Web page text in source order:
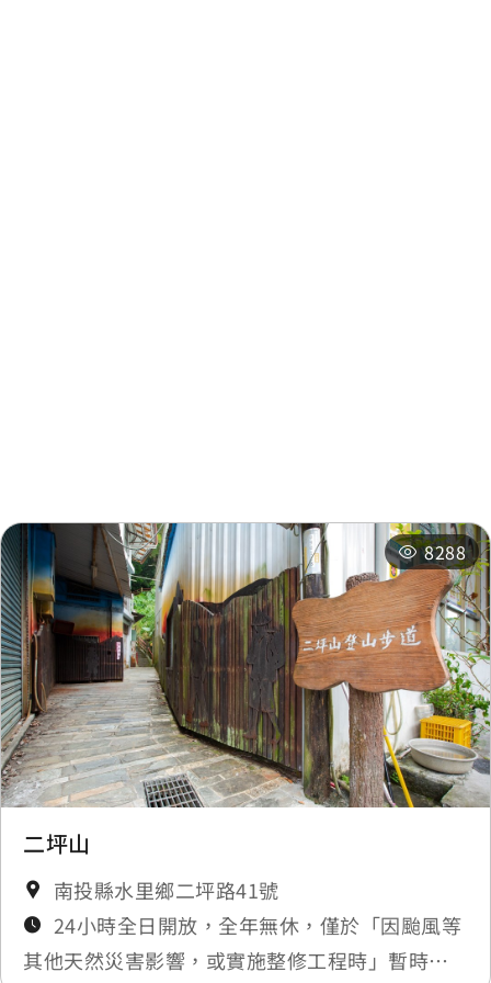
8288
二坪山
南投縣水里鄉二坪路41號
24小時全日開放，全年無休，僅於「因颱風等
其他天然災害影響，或實施整修工程時」暫時封